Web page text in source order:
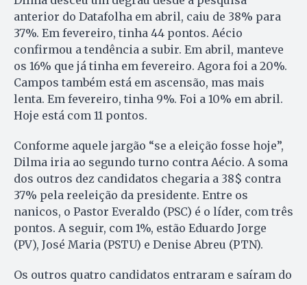
anterior do Datafolha em abril, caiu de 38% para
37%. Em fevereiro, tinha 44 pontos. Aécio
confirmou a tendência a subir. Em abril, manteve
os 16% que já tinha em fevereiro. Agora foi a 20%.
Campos também está em ascensão, mas mais
lenta. Em fevereiro, tinha 9%. Foi a 10% em abril.
Hoje está com 11 pontos.
Conforme aquele jargão “se a eleição fosse hoje”,
Dilma iria ao segundo turno contra Aécio. A soma
dos outros dez candidatos chegaria a 38$ contra
37% pela reeleição da presidente. Entre os
nanicos, o Pastor Everaldo (PSC) é o líder, com três
pontos. A seguir, com 1%, estão Eduardo Jorge
(PV), José Maria (PSTU) e Denise Abreu (PTN).
Os outros quatro candidatos entraram e saíram do